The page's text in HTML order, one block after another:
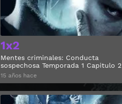
1x2
Mentes criminales: Conducta
sospechosa Temporada 1 Capitulo 2
15 años hace
Ver